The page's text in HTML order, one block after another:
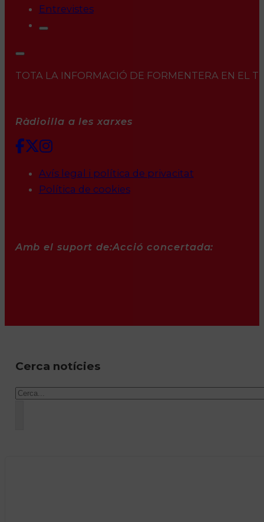
Entrevistes
TOTA LA INFORMACIÓ DE FORMENTERA EN EL
Ràdioilla a les xarxes
Avís legal i política de privacitat
Política de cookies
Amb el suport de:Acció concertada:
Cerca notícies
Cercar